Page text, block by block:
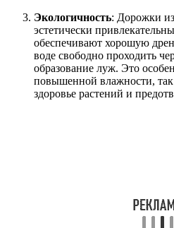
Экологичность: Дорожки
эстетически
обеспечивают хорошую
воде свободно проходить
образование луж. Это
повышенной влажности, так
здоровье растений и